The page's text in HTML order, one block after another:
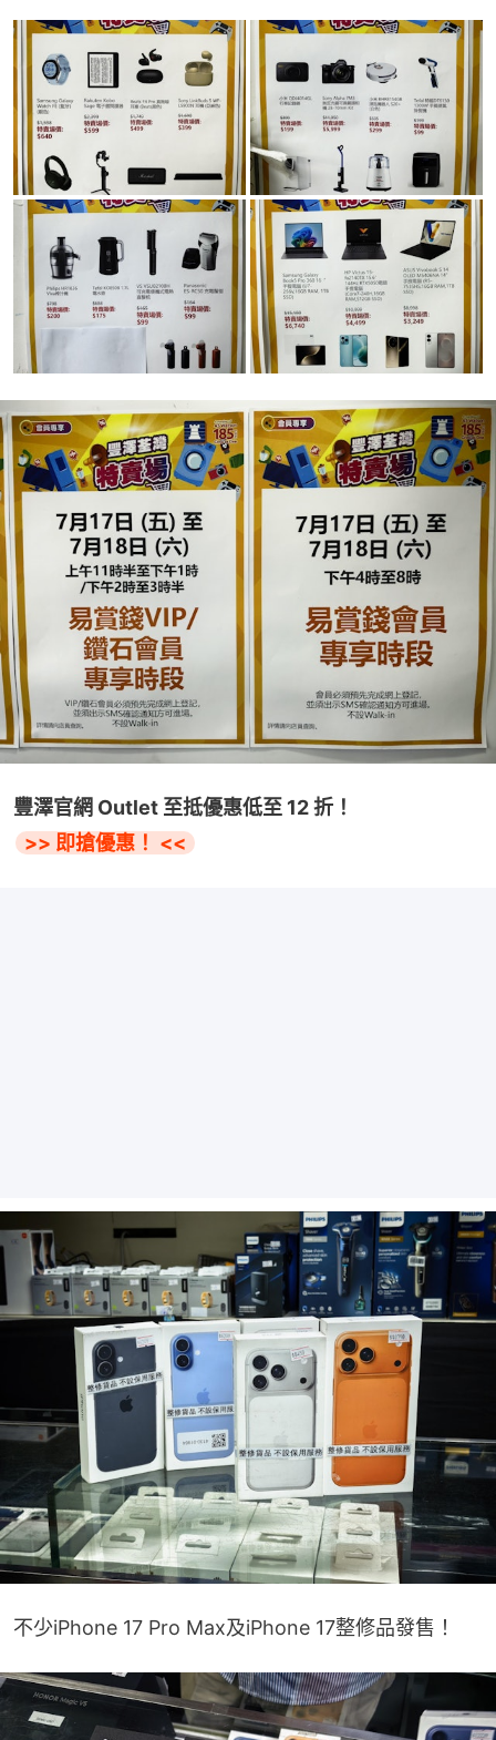
豐澤官網 Outlet 至抵優惠低至 12 折！
>> 即搶優惠！ <<
不少iPhone 17 Pro Max及iPhone 17整修品發售！